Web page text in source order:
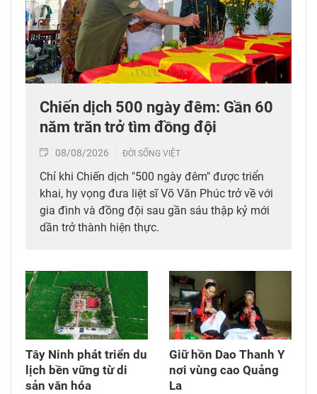
Chiến dịch 500 ngày đêm: Gần 60
năm trăn trở tìm đồng đội
08/08/2026 ĐỜI SỐNG VIỆT
Chỉ khi Chiến dịch "500 ngày đêm" được triển
khai, hy vọng đưa liệt sĩ Võ Văn Phúc trở về với
gia đình và đồng đội sau gần sáu thập kỷ mới
dần trở thành hiện thực.
Tây Ninh phát triển du
lịch bền vững từ di
sản văn hóa
Giữ hồn Dao Thanh Y
nơi vùng cao Quảng
La